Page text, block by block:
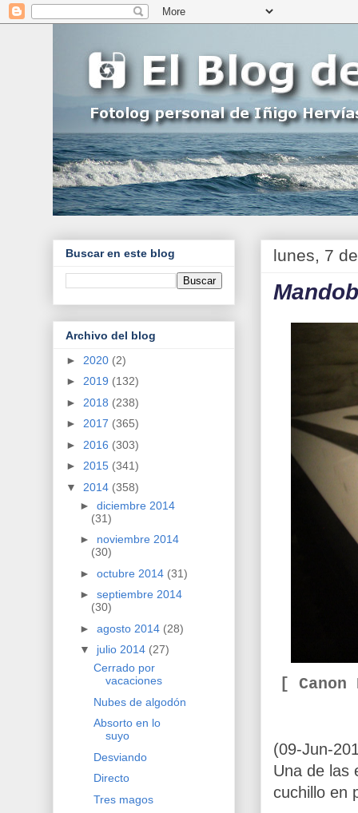
lunes, 7
[
(09-Jun-
Una de las
cuchillo en
Buscar en este blog
Archivo del blog
► 2020 (2)
► 2019 (132)
► 2018 (238)
► 2017 (365)
► 2016 (303)
► 2015 (341)
▼ 2014 (358)
► diciembre 2014
(31)
► noviembre 2014
(30)
► octubre 2014 (31)
► septiembre 2014
(30)
► agosto 2014 (28)
▼ julio 2014 (27)
Cerrado por
vacaciones
Nubes de algodón
Absorto en lo
suyo
Desviando
Directo
Tres magos